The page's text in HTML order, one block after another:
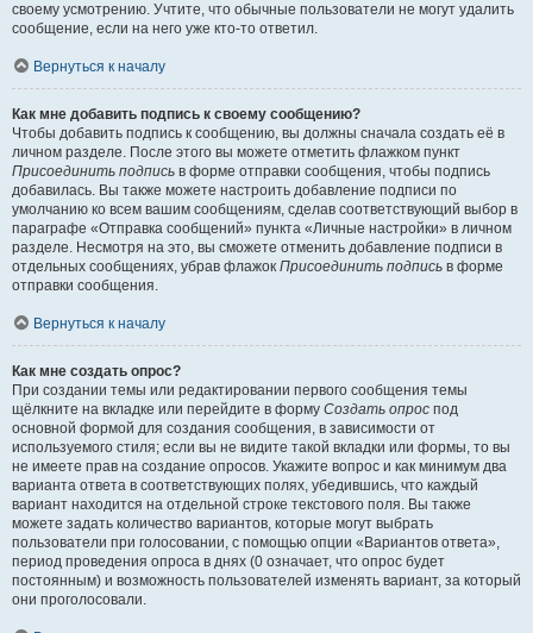
своему усмотрению. Учтите, что обычные пользователи не могут удалить
сообщение, если на него уже кто-то ответил.
Вернуться к началу
Как мне добавить подпись к своему сообщению?
Чтобы добавить подпись к сообщению, вы должны сначала создать её в
личном разделе. После этого вы можете отметить флажком пункт
Присоединить подпись в форме отправки сообщения, чтобы подпись
добавилась. Вы также можете настроить добавление подписи по
умолчанию ко всем вашим сообщениям, сделав соответствующий выбор в
параграфе «Отправка сообщений» пункта «Личные настройки» в личном
разделе. Несмотря на это, вы сможете отменить добавление подписи в
отдельных сообщениях, убрав флажок Присоединить подпись в форме
отправки сообщения.
Вернуться к началу
Как мне создать опрос?
При создании темы или редактировании первого сообщения темы
щёлкните на вкладке или перейдите в форму Создать опрос под
основной формой для создания сообщения, в зависимости от
используемого стиля; если вы не видите такой вкладки или формы, то вы
не имеете прав на создание опросов. Укажите вопрос и как минимум два
варианта ответа в соответствующих полях, убедившись, что каждый
вариант находится на отдельной строке текстового поля. Вы также
можете задать количество вариантов, которые могут выбрать
пользователи при голосовании, с помощью опции «Вариантов ответа»,
период проведения опроса в днях (0 означает, что опрос будет
постоянным) и возможность пользователей изменять вариант, за который
они проголосовали.